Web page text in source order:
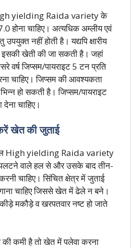
yielding Raida variety के
होना चाहिए। अत्यधिक अम्लीय एवं
नहीं होती है। यद्यपि क्षारीय
खेती की जा सकती है। जहां
वर्ष जिप्सम/पायराइट 5 टन प्रति
चाहिए। जिप्सम की आवश्यकता
हो सकती है। जिप्सम/पायराइट
चाहिए।
खेत की जुताई
High yielding Raida variety
पलटने वाले हल से और उसके बाद तीन-
चाहिए। सिंचित क्षेत्र में जुताई
चाहिए जिससे खेत में ढेले न बने।
मकौड़े व खरपतवार नष्ट हो जाते
की कमी है तो खेत में पलेवा करना